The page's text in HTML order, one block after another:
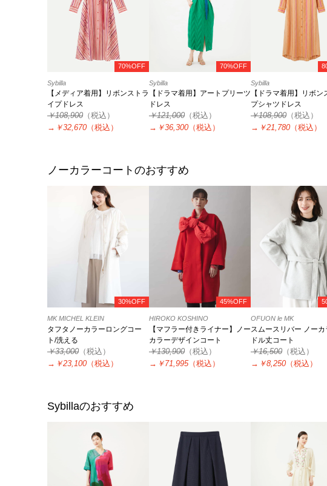
70%OFF
Sybilla
【メディア着用】リボンストラ
イプドレス
￥108,900 （税込）
→ ￥32,670 （税込）
70%OFF
Sybilla
【ドラマ着用】アートプリーツ
ドレス
￥121,000 （税込）
→ ￥36,300 （税込）
Sybilla
【ドラマ着用】リボン
プシャツドレス
￥108,900 （税込）
→ ￥21,780 （税込）
ノーカラーコートのおすすめ
30%OFF
MK MICHEL KLEIN
タフタノーカラーロングコー
ト/洗える
￥33,000 （税込）
→ ￥23,100 （税込）
45%OFF
HIROKO KOSHINO
【マフラー付きライナー】ノー
カラーデザインコート
￥130,900 （税込）
→ ￥71,995（税込）
OFUON le MK
スムースリバー ノーカ
ドル丈コート
￥16,500 （税込）
→ ￥8,250 （税込）
Sybillaのおすすめ